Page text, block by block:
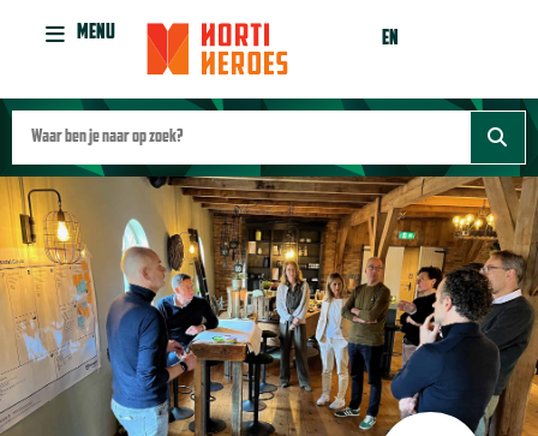
MENU EN